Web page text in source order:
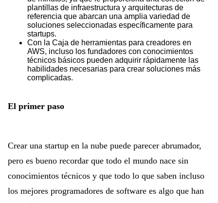
plantillas de infraestructura y arquitecturas de
referencia que abarcan una amplia variedad de
soluciones seleccionadas específicamente para
startups.
Con la Caja de herramientas para creadores en
AWS, incluso los fundadores con conocimientos
técnicos básicos pueden adquirir rápidamente las
habilidades necesarias para crear soluciones más
complicadas.
El primer paso
Crear una startup en la nube puede parecer abrumador,
pero es bueno recordar que todo el mundo nace sin
conocimientos técnicos y que todo lo que saben incluso
los mejores programadores de software es algo que han